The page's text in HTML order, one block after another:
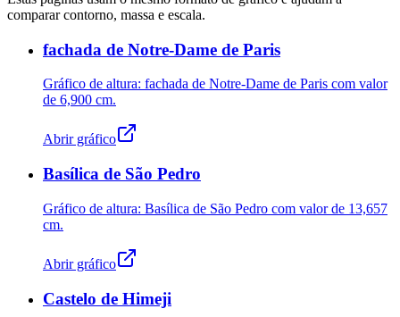
comparar contorno, massa e escala.
fachada de Notre-Dame de Paris
Gráfico de altura: fachada de Notre-Dame de Paris com valor
de 6,900 cm.
Abrir gráfico
Basílica de São Pedro
Gráfico de altura: Basílica de São Pedro com valor de 13,657
cm.
Abrir gráfico
Castelo de Himeji